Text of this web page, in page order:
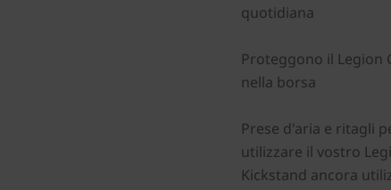
quotidiana
Proteggono il Legion
nella borsa
Prese d'aria e ritagli
utilizzare il vostro
Kickstand ancora